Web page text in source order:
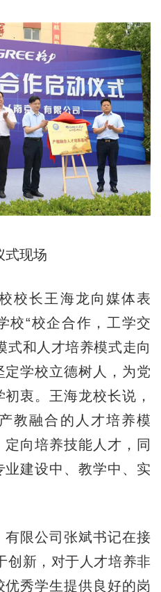
式现场
长王海龙向媒体表
校“校企合作，工学交
式和人才培养模式走向
学校立德树人，为党
衷。王海龙校长说，
教融合的人才培养模
向培养技能人才，同
建设中、教学中、实
限公司张斌书记在接
创新，对于人才培养非
秀学生提供良好的岗